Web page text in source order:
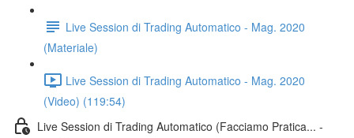
Live Session di Trading Automatico - Mag. 2020
(Materiale)
Live Session di Trading Automatico - Mag. 2020
(Video) (119:54)
Live Session di Trading Automatico (Facciamo Pratica... -